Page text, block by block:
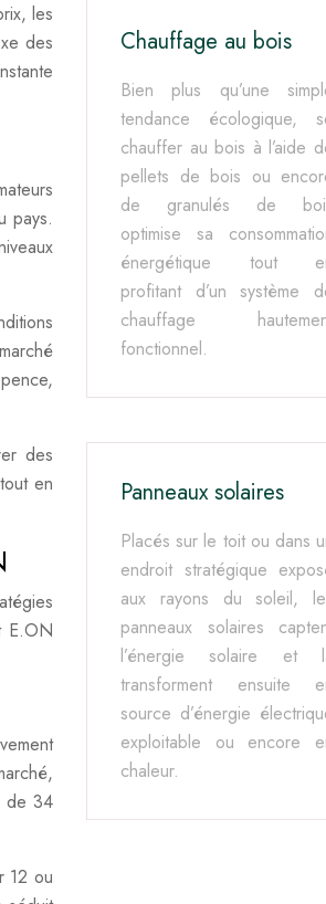
les
des
pays.
des
en
E.ON
de 34
12 ou
Chauffage au bois
Bien plus qu’une
tendance écologique,
chauffer au bois à l’aide
pellets de bois ou
de granulés de
optimise sa
énergétique tout
profitant d’un système
chauffage
fonctionnel.
Panneaux solaires
Placés sur le toit ou dans
endroit stratégique
aux rayons du soleil,
panneaux solaires
l’énergie solaire et
transforment ensuite
source d’énergie
exploitable ou encore
chaleur.